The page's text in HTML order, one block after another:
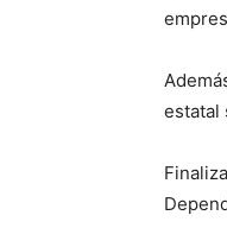
estatal